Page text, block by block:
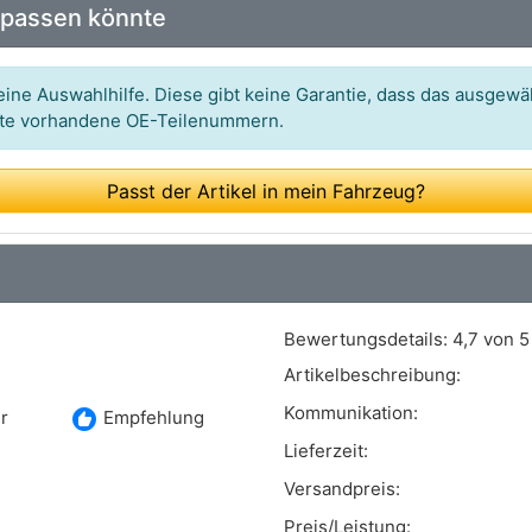
Art.-Nr.: TX 21-99
Art.-Nr.: 170867
Art.-Nr.: 01003
Art.-Nr.: S 23 579
Art.-Nr.: ADBP410005
Art.-Nr.: LS1978
könnte
Auswahlhilfe. Diese gibt keine Garantie, dass das
vorhandene OE-Teilenummern.
Passt der Artikel in mein Fahrzeug?
recommend Empfehlung
Bewertungsdetails: 4,7 von 5
Artikelbeschreibung:
Kommunikation:
Lieferzeit:
Versandpreis:
Preis/Leistung: